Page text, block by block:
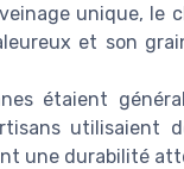
unique, le
et son
étaient
utilisaient
une durabilité